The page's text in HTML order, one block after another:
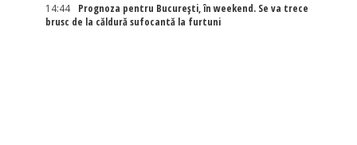
14:44
Prognoza pentru București, în weekend. Se va trece
brusc de la căldură sufocantă la furtuni